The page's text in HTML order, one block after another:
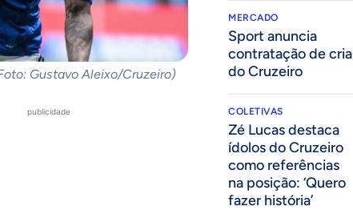
Gustavo Aleixo/Cruzeiro)
publicidade
MERCADO
Sport anuncia
contratação de cria
do Cruzeiro
COLETIVAS
Zé Lucas destaca
ídolos do Cruzeiro
como referências
na posição: ‘Quero
fazer história’